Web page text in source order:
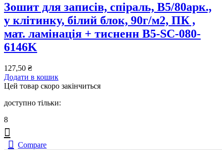
Зошит для записів, спiраль, В5/80арк.,
у клітинку, білий блок, 90г/м2, ПК ,
мат. ламінація + тисненн B5-SC-080-
6146K
127,50 ₴
Додати в кошик
Цей товар скоро закінчиться
доступно тільки:
8
Compare